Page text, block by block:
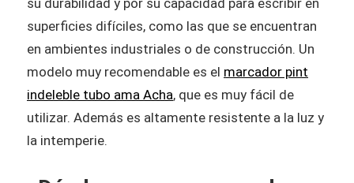
su durabilidad y por su capacidad para escribir en
superficies difíciles, como las que se encuentran
en ambientes industriales o de construcción. Un
modelo muy recomendable es el marcador pint
indeleble tubo ama Acha, que es muy fácil de
utilizar. Además es altamente resistente a la luz y
la intemperie.